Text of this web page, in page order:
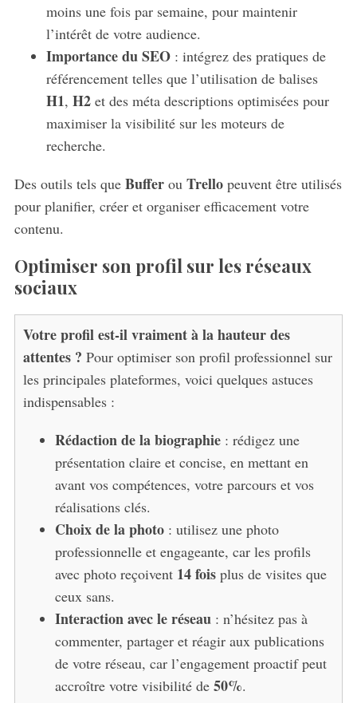
moins une fois par semaine, pour maintenir
l’intérêt de votre audience.
Importance du SEO: intégrez des pratiques de
référencement telles que l’utilisation de balises
H1, H2et des méta descriptions optimisées pour
maximiser la visibilité sur les moteurs de
recherche.
Des outils tels que Bufferou Trellopeuvent être utilisés
pour planifier, créer et organiser efficacement votre
contenu.
Optimiser son profil sur les réseaux
sociaux
Votre profil est-il vraiment à la hauteur des
attentes ? Pour optimiser son profil professionnel sur
les principales plateformes, voici quelques astuces
indispensables :
Rédaction de la biographie: rédigez une
présentation claire et concise, en mettant en
avant vos compétences, votre parcours et vos
réalisations clés.
Choix de la photo: utilisez une photo
professionnelle et engageante, car les profils
avec photo reçoivent 14 foisplus de visites que
ceux sans.
Interaction avec le réseau: n’hésitez pas à
commenter, partager et réagir aux publications
de votre réseau, car l’engagement proactif peut
accroître votre visibilité de 50%.